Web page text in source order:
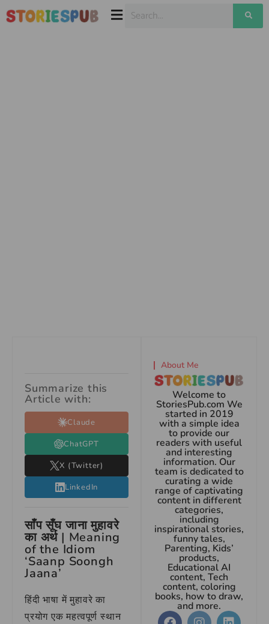
Summarize this
Article with:
Claude
ChatGPT
X (Twitter)
LinkedIn
साँप सूँघ जाना मुहावरे
का अर्थ | Meaning
of the Idiom
‘Saanp Soongh
Jaana’
हिंदी भाषा में मुहावरे का
प्रयोग एक महत्वपूर्ण स्थान
About Me
Welcome to
StoriesPub.com We
started in 2019
with a simple idea
to provide our
readers with useful
and interesting
information. Our
team is dedicated to
curating a wide
range of captivating
content in different
categories,
including
inspirational stories,
funny tales,
Parenting, Kids’
products,
Educational AI
content, Tech
content, coloring
books, how to draw,
and more.